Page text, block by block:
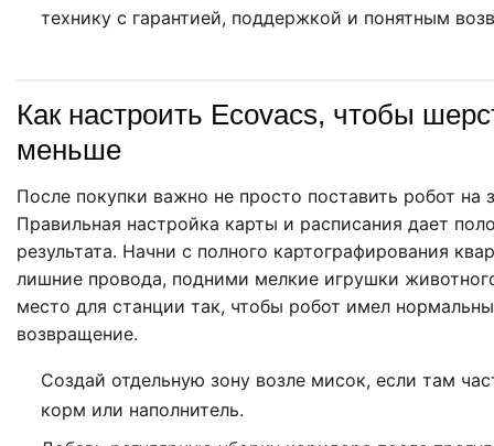
технику с гарантией, поддержкой и понятным
Как настроить Ecovacs, чтобы
меньше
После покупки важно не просто поставить робот на
Правильная настройка карты и расписания дает
результата. Начни с полного картографирования
лишние провода, подними мелкие игрушки
место для станции так, чтобы робот имел
возвращение.
Создай отдельную зону возле мисок, если там
корм или наполнитель.